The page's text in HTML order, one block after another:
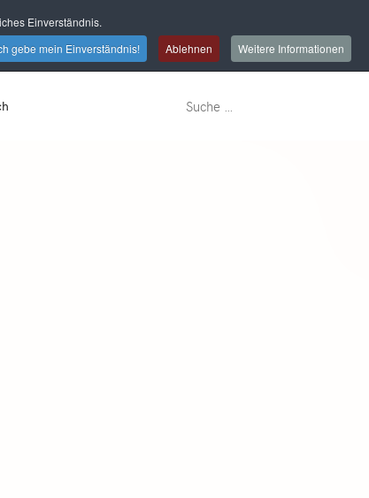
Einverständnis.
gebe mein Einverständnis!
Ablehnen Weitere Informationen